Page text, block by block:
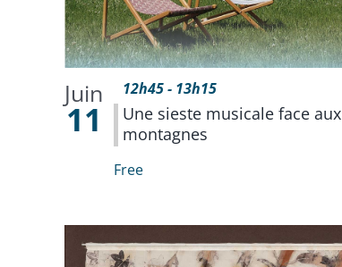
Juin
11
12h45- 13h15
Une sieste musicale face aux
montagnes
Free